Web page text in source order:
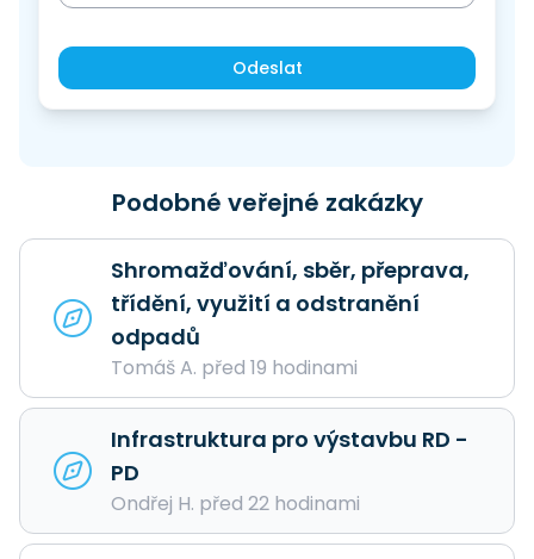
Odeslat
Podobné veřejné zakázky
Shromažďování, sběr, přeprava,
třídění, využití a odstranění
odpadů
Tomáš A. před 19 hodinami
Infrastruktura pro výstavbu RD -
PD
Ondřej H. před 22 hodinami